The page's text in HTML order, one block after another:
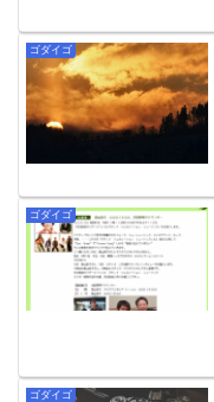
ゴダイゴ
ゴダイゴ
ゴダイゴ